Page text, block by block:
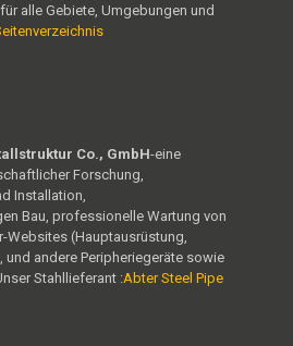
alle Gebiete, Umgebungen und
Co., GmbH-eine
Forschung,
Installation,
Bau, professionelle Wartung von
Websites (Hauptausrüstung,
und andere Peripheriegeräte sowie
Stahllieferant :Abter Steel Pipe